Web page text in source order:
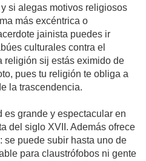
si alegas motivos religiosos
más excéntrica o
jainista puedes ir
culturales contra el
religión sij estás eximido de
pues tu religión te obliga a
la trascendencia.
es grande y espectacular en
del siglo XVII. Además ofrece
se puede subir hasta uno de
para claustrófobos ni gente